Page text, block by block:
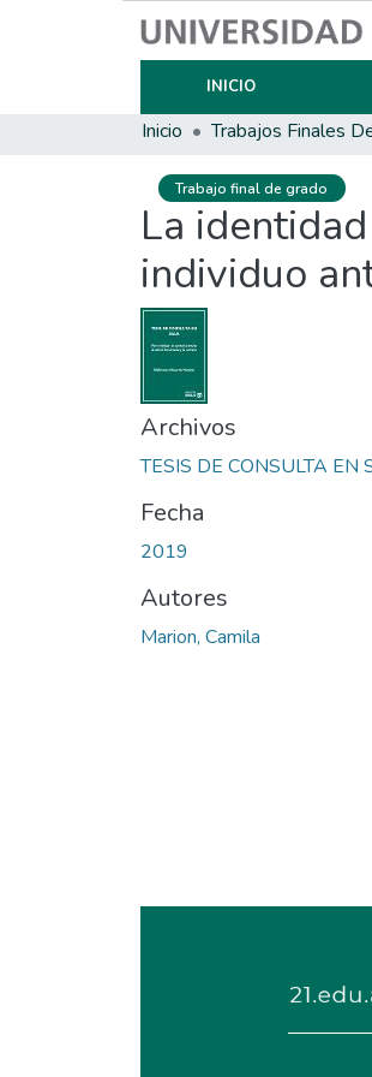
INICIO
Inicio
Trabajo final de grado
La
individuo
Archivos
TESIS DE CONSULTA EN
Fecha
2019
Autores
Marion, Camila